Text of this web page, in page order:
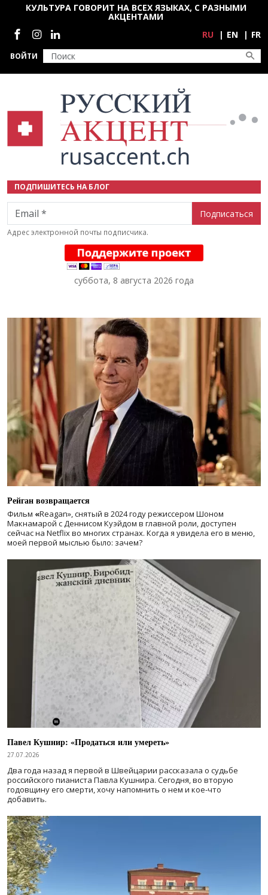
Перейти к основному содержанию
ВОЙТИ
КУЛЬТУРА ГОВОРИТ НА ВСЕХ ЯЗЫКАХ, С РАЗНЫМИ
АКЦЕНТАМИ
Социальные сети
RU EN FR
ПОДПИШИТЕСЬ НА БЛОГ
Email
Адрес электронной почты подписчика.
суббота, 8 августа 2026 года
Рейган возвращается
Фильм «Reagan», снятый в 2024 годурежиссером Шоном
Макнамарой с Деннисом Куэйдом в главной роли, доступен
сейчас на Netflix во многих странах. Когда я увидела его в меню,
моей первой мыслью было: зачем?
Павел Кушнир: «Продаться или умереть»
27.07.2026
Два года назад я первой в Швейцарии рассказала о судьбе
российского пианиста Павла Кушнира. Сегодня, во вторую
годовщину его смерти, хочу напомнить о нем и кое-что
добавить.